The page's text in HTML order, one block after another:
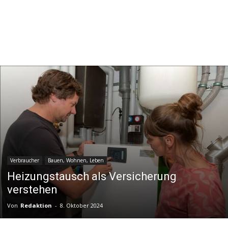
Verbraucher Bauen, Wohnen, Leben
Heizungstausch als Versicherung
verstehen
Von Redaktion - 8. Oktober 2024